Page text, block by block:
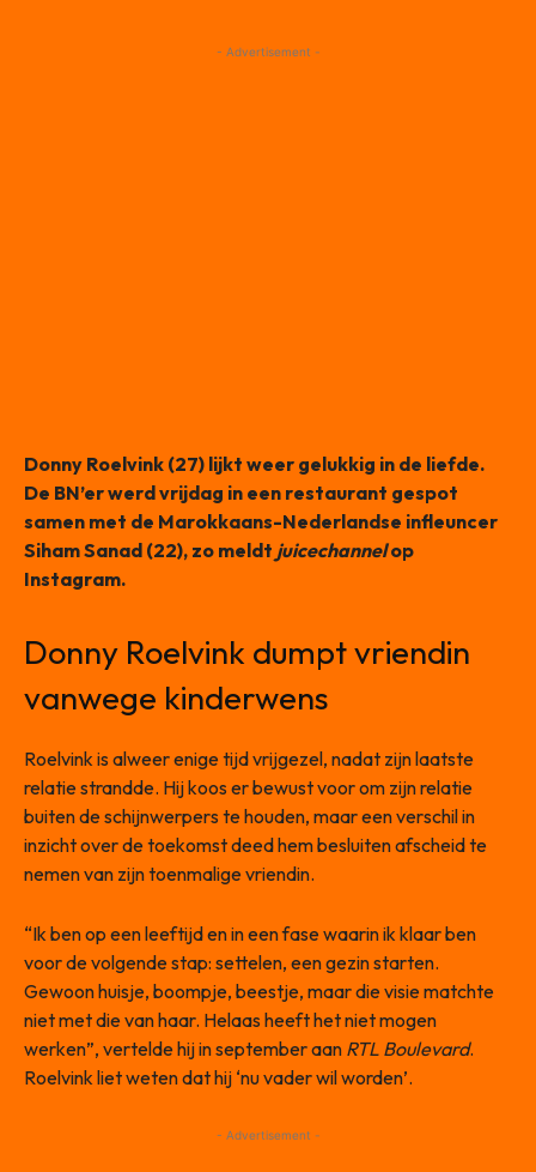
- Advertisement -
Donny Roelvink (27) lijkt weer gelukkig in de liefde.
De BN’er werd vrijdag in een restaurant gespot
samen met de Marokkaans-Nederlandse infleuncer
Siham Sanad (22), zo meldt juicechannelop
Instagram.
Donny Roelvink dumpt vriendin
vanwege kinderwens
Roelvink is alweer enige tijd vrijgezel, nadat zijn laatste
relatie strandde. Hij koos er bewust voor om zijn relatie
buiten de schijnwerpers te houden, maar een verschil in
inzicht over de toekomst deed hem besluiten afscheid te
nemen van zijn toenmalige vriendin.
“Ik ben op een leeftijd en in een fase waarin ik klaar ben
voor de volgende stap: settelen, een gezin starten.
Gewoon huisje, boompje, beestje, maar die visie matchte
niet met die van haar. Helaas heeft het niet mogen
werken”, vertelde hij in september aan RTL Boulevard.
Roelvink liet weten dat hij ‘nu vader wil worden’.
- Advertisement -